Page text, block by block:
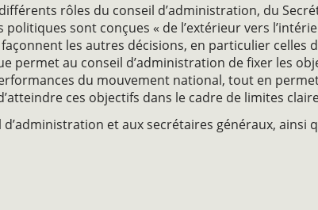
rôles du conseil d’administration, du
sont conçues « de l’extérieur vers
les autres décisions, en particulier celles
permet au conseil d’administration de fixer les
du mouvement national, tout en
ces objectifs dans le cadre de limites
et aux secrétaires généraux, ainsi